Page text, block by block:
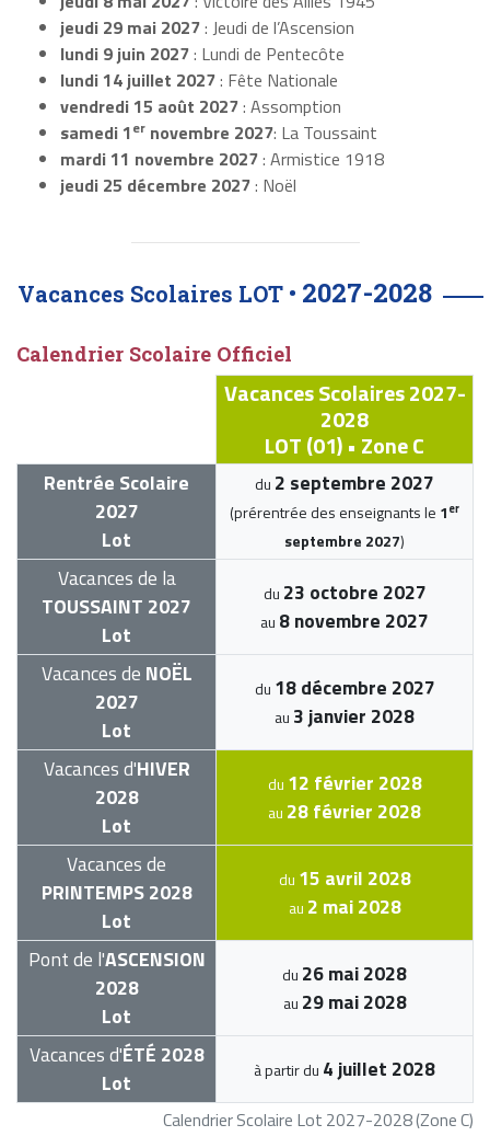
jeudi 29 mai 2027: Jeudi de l’Ascension
lundi 9 juin 2027: Lundi de Pentecôte
lundi 14 juillet 2027: Fête Nationale
vendredi 15 août 2027: Assomption
samedi 1er novembre 2027: La Toussaint
mardi 11 novembre 2027: Armistice 1918
jeudi 25 décembre 2027: Noël
Vacances Scolaires LOT • 2027-2028
Calendrier Scolaire Officiel
Calendrier Scolaire Lot 2027-2028 (Zone C)
Vacances Scolaires 2027-
2028
LOT (01) • Zone C
Rentrée Scolaire
2027
Lot
du 2 septembre 2027
(prérentrée des enseignants le 1er
septembre 2027)
Vacances de la
TOUSSAINT 2027
Lot
du 23 octobre 2027
au 8 novembre 2027
Vacances de NOËL
2027
Lot
du 18 décembre 2027
au 3 janvier 2028
Vacances d'HIVER
2028
Lot
du 12 février 2028
au 28 février 2028
Vacances de
PRINTEMPS 2028
Lot
du 15 avril 2028
au 2 mai 2028
Pont de l'ASCENSION
2028
Lot
du 26 mai 2028
au 29 mai 2028
Vacances d'ÉTÉ 2028
Lot
à partir du 4 juillet 2028